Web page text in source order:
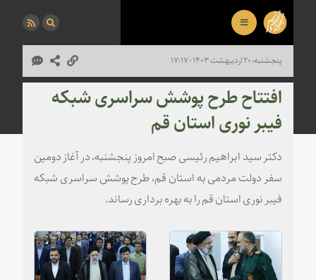
پنجشنبه، ۲۰ اردیبهشت ۱۴۰۳ - ۱۷:۱۷
افتتاح طرح پوشش سراسری شبکه
فیبر نوری استان قم
دکتر سید ابراهیم رئیسی صبح امروز پنجشنبه، در آغاز دومین
سفر دولت مردمی به استان قم، طرح پوشش سراسری شبکه
فیبر نوری استان قم را به بهره برداری رساند.